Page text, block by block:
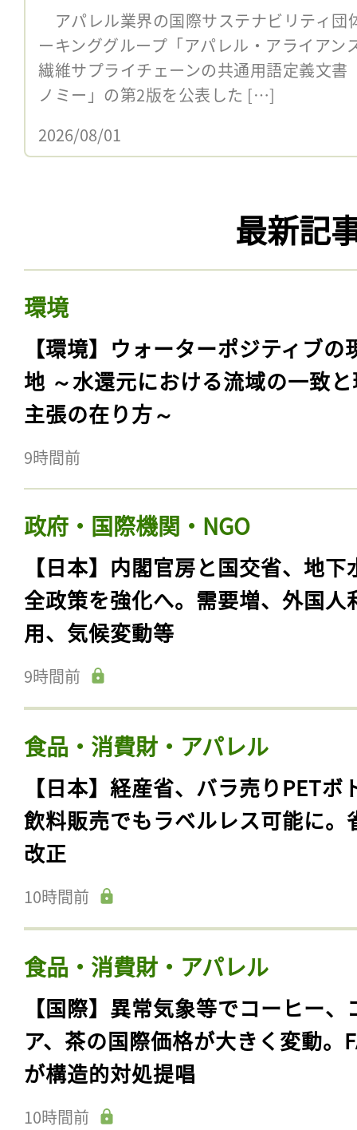
アパレル業界の国際サステナビリティ団
ーキンググループ「アパレル・アライアン
繊維サプライチェーンの共通用語定義文書
ノミー」の第2版を公表した […]
2026/08/01
最新記
環境
【環境】ウォーターポジティブの
地 ～水還元における流域の一致
主張の在り方～
9時間前
政府・国際機関・NGO
【日本】内閣官房と国交省、地下
全政策を強化へ。需要増、外国人
用、気候変動等
9時間前
食品・消費財・アパレル
【日本】経産省、バラ売りPETボ
飲料販売でもラベルレス可能に。
改正
10時間前
食品・消費財・アパレル
【国際】異常気象等でコーヒー、
ア、茶の国際価格が大きく変動。
が構造的対処提唱
10時間前